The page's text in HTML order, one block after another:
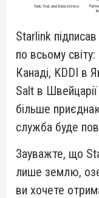
Starlink
по всьому
Канаді, KDDI в
Salt в
більше
служба буде
Зауважте, що
лише землю,
ви хочете